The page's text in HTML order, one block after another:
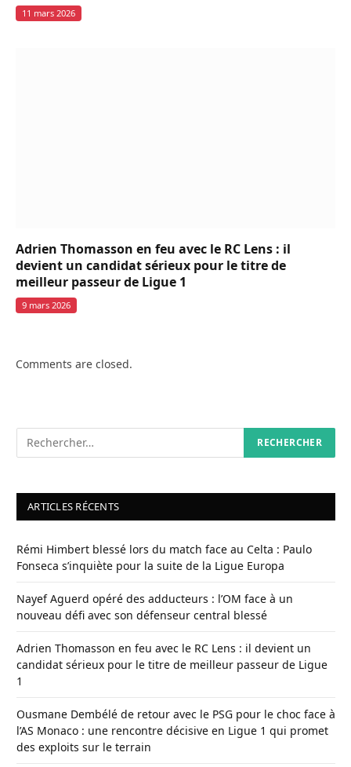
11 mars 2026
Adrien Thomasson en feu avec le RC Lens : il
devient un candidat sérieux pour le titre de
meilleur passeur de Ligue 1
9 mars 2026
Comments are closed.
ARTICLES RÉCENTS
Rémi Himbert blessé lors du match face au Celta : Paulo
Fonseca s’inquiète pour la suite de la Ligue Europa
Nayef Aguerd opéré des adducteurs : l’OM face à un
nouveau défi avec son défenseur central blessé
Adrien Thomasson en feu avec le RC Lens : il devient un
candidat sérieux pour le titre de meilleur passeur de Ligue
1
Ousmane Dembélé de retour avec le PSG pour le choc face à
l’AS Monaco : une rencontre décisive en Ligue 1 qui promet
des exploits sur le terrain